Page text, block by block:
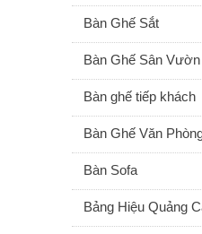
Bàn Ghế Sắt
Bàn Ghế Sân Vườn
Bàn ghế tiếp khách
Bàn Ghế Văn
Bàn Sofa
Bảng Hiệu Quảng